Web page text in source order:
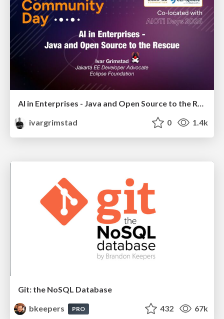
ivargrimstad
0 1.4k
Git: the NoSQL Database
bkeepers
PRO 432 67k